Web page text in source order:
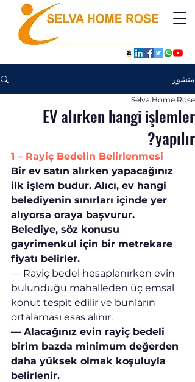
منشور
EV alırken hangi işlemler
yapılır?
Selva Home Rose
1 – Rayiç Bedelin Belirlenmesi
Bir ev satın alırken yapacağınız
ilk işlem budur. Alıcı, ev hangi
belediyenin sınırları içinde yer
alıyorsa oraya başvurur.
Belediye, söz konusu
gayrimenkul için bir metrekare
fiyatı belirler.
— Rayiç bedel hesaplanırken evin
bulunduğu mahalleden üç emsal
konut tespit edilir ve bunların
ortalaması esas alınır.
— Alacağınız evin rayiç bedeli
birim bazda minimum değerden
daha yüksek olmak koşuluyla
belirlenir.